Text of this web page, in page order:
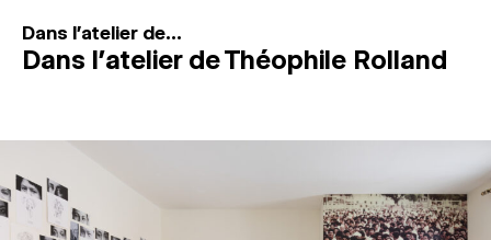
Dans l'atelier de...
Dans l’atelier de Théophile Rolland